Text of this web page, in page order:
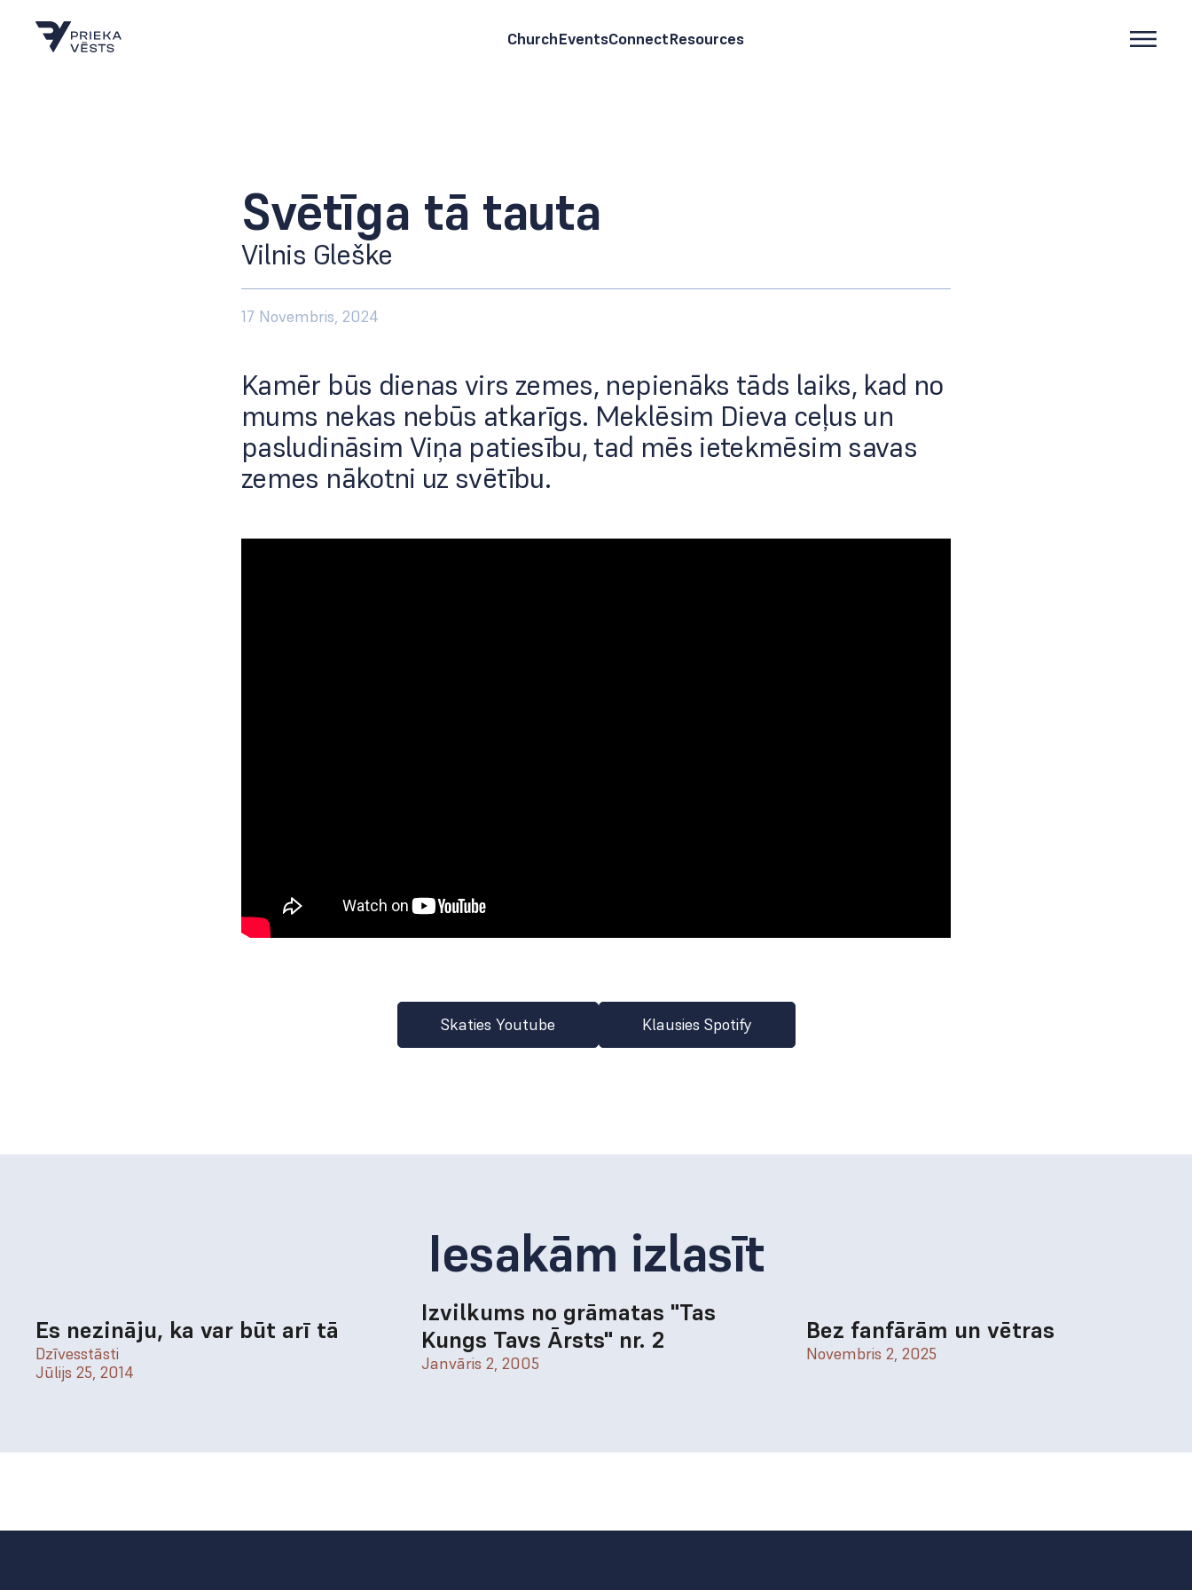
ChurchEventsConnectResources
Svētīga tā tauta
Vilnis Gleške
17 Novembris, 2024
Kamēr būs dienas virs zemes, nepienāks tāds laiks, kad no
mums nekas nebūs atkarīgs. Meklēsim Dieva ceļus un
pasludināsim Viņa patiesību, tad mēs ietekmēsim savas
zemes nākotni uz svētību.
Skaties Youtube Klausies Spotify
Iesakām izlasīt
Es nezināju, ka var būt arī tā
Dzīvesstāsti
Jūlijs 25, 2014
Izvilkums no grāmatas "Tas
Kungs Tavs Ārsts" nr. 2
Janvāris 2, 2005
Bez fanfārām un vētras
Novembris 2, 2025